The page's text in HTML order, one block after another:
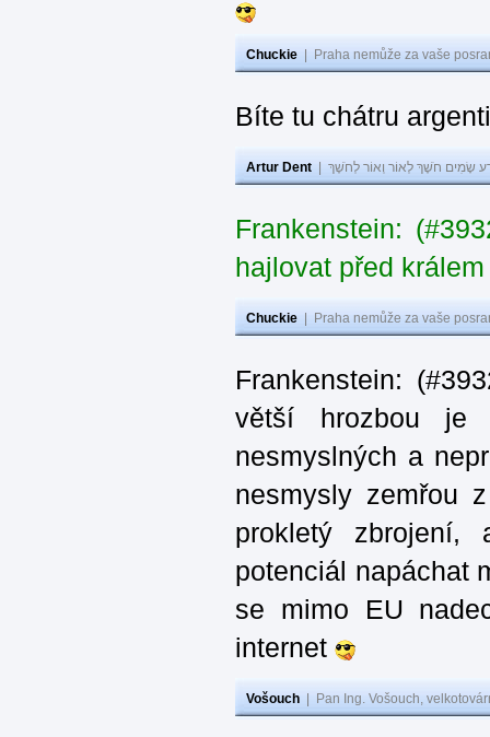
Chuckie Praha nemůže za vaše
Bíte tu chátru
Artur Dent שָׂמִים חֹשֶׁךְ לְאוֹר וְאוֹר לְחֹשֶׁךְ
Frankenstein:
hajlovat před
Chuckie Praha nemůže za vaše
Frankenstein:
větší hrozbou je
nesmyslných a
nesmysly zemřou
prokletý zbrojení,
potenciál napáchat
se mimo EU
internet
Vošouch Pan Ing. Vošouch,